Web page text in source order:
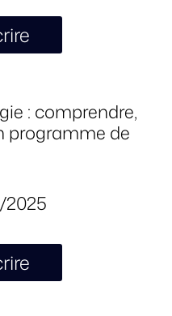
: comprendre,
programme de
2025